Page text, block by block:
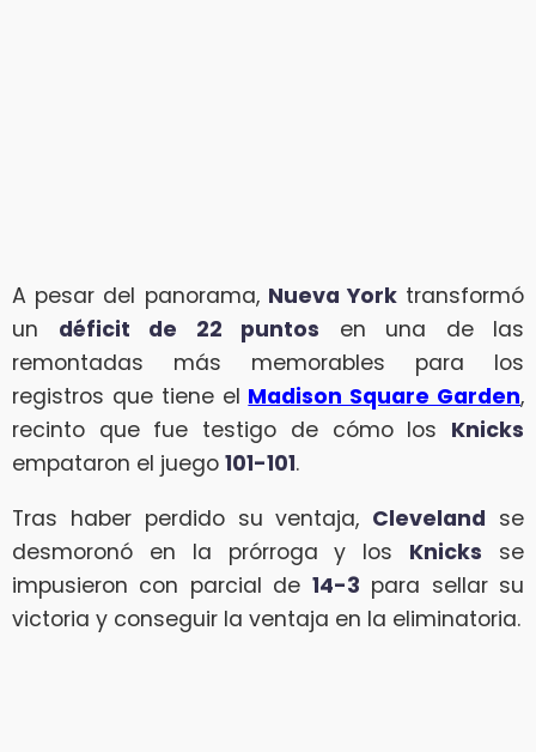
A pesar del panorama, Nueva Yorktransformó
un déficit de 22 puntos en una de las
remontadas más memorables para los
registros que tiene el Madison Square Garden,
recinto que fue testigo de cómo los Knicks
empataron el juego 101-101.
Tras haber perdido su ventaja, Cleveland se
desmoronó en la prórroga y los Knicks se
impusieron con parcial de 14-3 para sellar su
victoria y conseguir la ventaja en la eliminatoria.